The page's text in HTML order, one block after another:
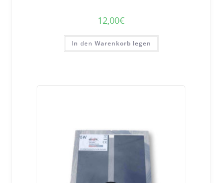
12,00€
In den Warenkorb legen